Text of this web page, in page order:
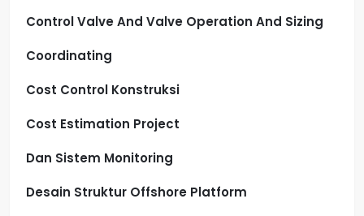
Control Valve And Valve Operation And Sizing
Coordinating
Cost Control Konstruksi
Cost Estimation Project
Dan Sistem Monitoring
Desain Struktur Offshore Platform